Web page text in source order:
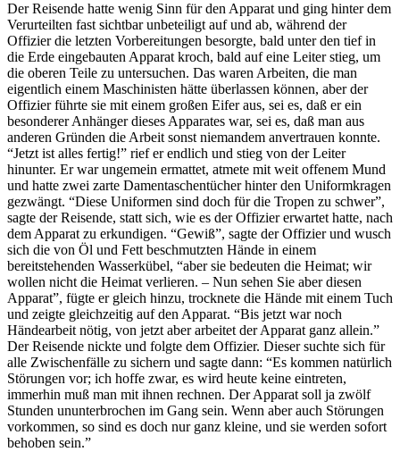
Der Reisende hatte wenig Sinn für den Apparat und ging hinter dem
Verurteilten fast sichtbar unbeteiligt auf und ab, während der
Offizier die letzten Vorbereitungen besorgte, bald unter den tief in
die Erde eingebauten Apparat kroch, bald auf eine Leiter stieg, um
die oberen Teile zu untersuchen. Das waren Arbeiten, die man
eigentlich einem Maschinisten hätte überlassen können, aber der
Offizier führte sie mit einem großen Eifer aus, sei es, daß er ein
besonderer Anhänger dieses Apparates war, sei es, daß man aus
anderen Gründen die Arbeit sonst niemandem anvertrauen konnte.
“Jetzt ist alles fertig!” rief er endlich und stieg von der Leiter
hinunter. Er war ungemein ermattet, atmete mit weit offenem Mund
und hatte zwei zarte Damentaschentücher hinter den Uniformkragen
gezwängt. “Diese Uniformen sind doch für die Tropen zu schwer”,
sagte der Reisende, statt sich, wie es der Offizier erwartet hatte, nach
dem Apparat zu erkundigen. “Gewiß”, sagte der Offizier und wusch
sich die von Öl und Fett beschmutzten Hände in einem
bereitstehenden Wasserkübel, “aber sie bedeuten die Heimat; wir
wollen nicht die Heimat verlieren. – Nun sehen Sie aber diesen
Apparat”, fügte er gleich hinzu, trocknete die Hände mit einem Tuch
und zeigte gleichzeitig auf den Apparat. “Bis jetzt war noch
Händearbeit nötig, von jetzt aber arbeitet der Apparat ganz allein.”
Der Reisende nickte und folgte dem Offizier. Dieser suchte sich für
alle Zwischenfälle zu sichern und sagte dann: “Es kommen natürlich
Störungen vor; ich hoffe zwar, es wird heute keine eintreten,
immerhin muß man mit ihnen rechnen. Der Apparat soll ja zwölf
Stunden ununterbrochen im Gang sein. Wenn aber auch Störungen
vorkommen, so sind es doch nur ganz kleine, und sie werden sofort
behoben sein.”